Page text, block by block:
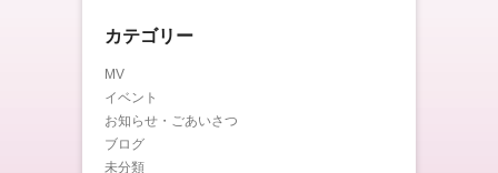
カテゴリー
MV
イベント
お知らせ・ごあいさつ
ブログ
未分類